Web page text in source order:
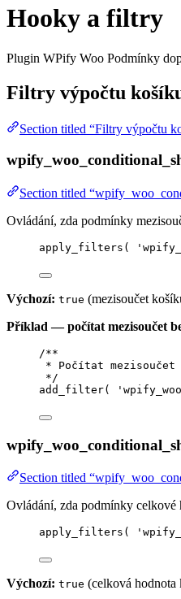
Hooky a filtry
Plugin WPify Woo Podmínky
Filtry výpočtu
Section titled “Filtry výpočtu
Section titled
Ovládání, zda podmínky
apply_filters ( '
Výchozí: true (mezisoučet
Příklad — počítat mezisoučet
/**
* Počítat mezisoučet
*/
add_filter( '
Section titled
Ovládání, zda podmínky
apply_filters ( '
Výchozí: true (celková